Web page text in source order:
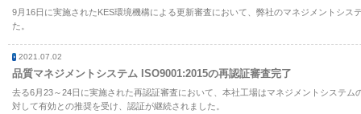
9月16日に実施されたKES環境機構による更新審査において、弊社のマネジメントシス
た。
2021.07.02
品質マネジメントシステム ISO9001:2015の再認証審査完了
去る6月23～24日に実施された再認証審査において、本社工場はマネジメントシステ
対して有効との推奨を受け、認証が継続されました。